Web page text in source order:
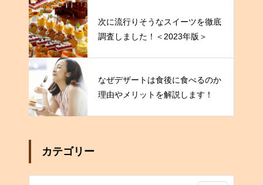
次に流行りそうなスイーツを徹底
調査しました！＜2023年版＞
なぜデザートは食後に食べるのか
理由やメリットを解説します！
カテゴリー